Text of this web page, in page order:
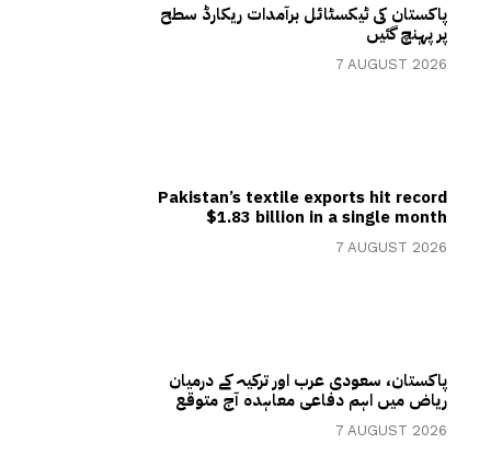
پاکستان کی ٹیکسٹائل برآمدات ریکارڈ سطح
پر پہنچ گئیں
7 AUGUST 2026
Pakistan’s textile exports hit record
$1.83 billion in a single month
7 AUGUST 2026
پاکستان، سعودی عرب اور ترکیہ کے درمیان
ریاض میں اہم دفاعی معاہدہ آج متوقع
7 AUGUST 2026